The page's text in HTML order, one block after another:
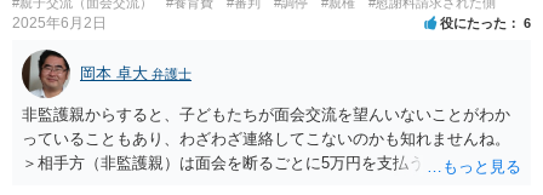
2025年6月2日 役にたった 6
岡本 卓大 弁護士
非監護親からすると、子どもたちが面会交流を望んいないことがわか
っていることもあり、わざわざ連絡してこないのかも知れませんね。
＞相手方（非監護親）は面会を断るごとに5万円を支払うことを取決め